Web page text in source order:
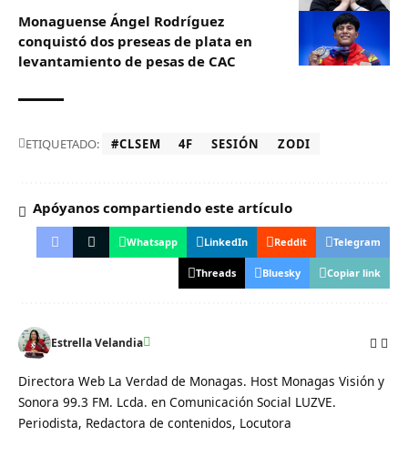
Monaguense Ángel Rodríguez
conquistó dos preseas de plata en
levantamiento de pesas de CAC
ETIQUETADO: #CLSEM 4F SESIÓN ZODI
Apóyanos compartiendo este artículo
Whatsapp LinkedIn Reddit Telegram
Threads Bluesky Copiar link
Estrella Velandia
Directora Web La Verdad de Monagas. Host Monagas Visión y
Sonora 99.3 FM. Lcda. en Comunicación Social LUZVE.
Periodista, Redactora de contenidos, Locutora